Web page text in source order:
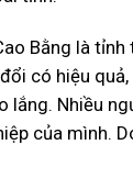
Bằng là
có hiệu
lắng. Nhiều
của mình.